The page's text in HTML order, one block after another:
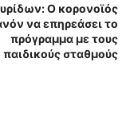
Ο κορονοϊός
να επηρεάσει το
πρόγραμμα με τους
παιδικούς σταθμούς